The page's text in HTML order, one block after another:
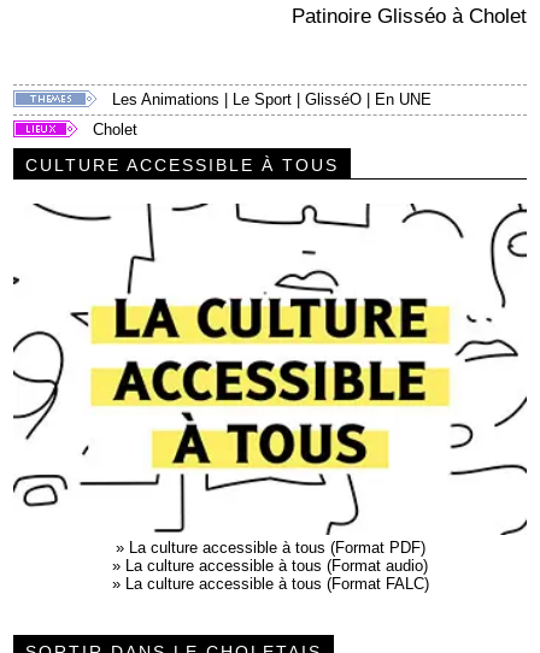
Patinoire Glisséo à Cholet
Les Animations Le Sport |GlisséO
En UNE
Cholet
CULTURE ACCESSIBLE À TOUS
»
La culture accessible à tous (Format PDF)
»
La culture accessible à tous (Format audio)
»
La culture accessible à tous (Format FALC)